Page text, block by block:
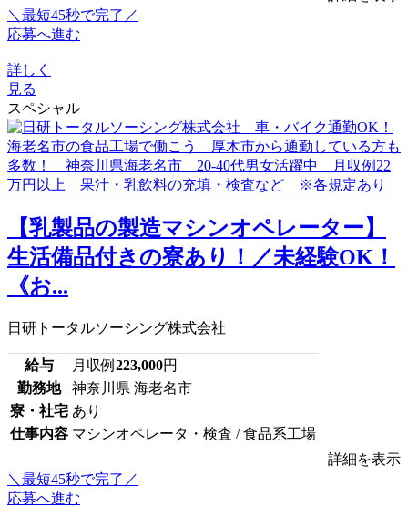
＼最短45秒で完了／
応募へ進む
詳しく
見る
スペシャル
【乳製品の製造マシンオペレーター】
生活備品付きの寮あり！／未経験OK！
《お...
日研トータルソーシング株式会社
給与 月収例 223,000円
勤務地
神奈川県 海老名市
寮・社宅 あり
仕事内容 マシンオペレータ・検査 / 食品系工場
詳細を表示
＼最短45秒で完了／
応募へ進む